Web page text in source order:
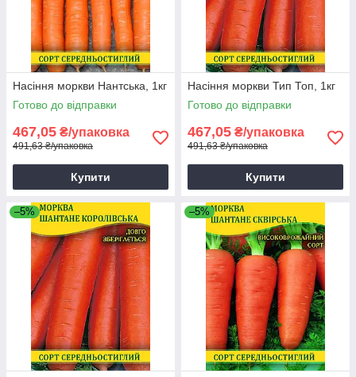
Насіння моркви Нантська, 1кг
Готово до відправки
467,05 ₴/упаковка
491,63 ₴/упаковка
Купити
Насіння моркви Тип Топ, 1кг
Готово до відправки
467,05 ₴/упаковка
491,63 ₴/упаковка
Купити
–5% –5%